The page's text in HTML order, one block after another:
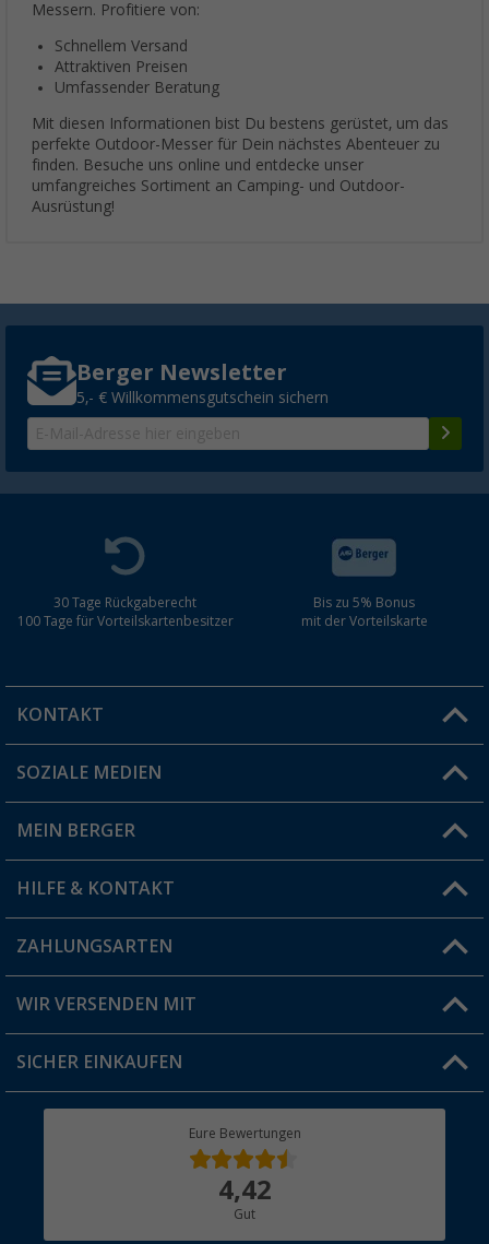
Messern. Profitiere von:
Schnellem Versand
Attraktiven Preisen
Umfassender Beratung
Mit diesen Informationen bist Du bestens gerüstet, um das
perfekte Outdoor-Messer für Dein nächstes Abenteuer zu
finden. Besuche uns online und entdecke unser
umfangreiches Sortiment an Camping- und Outdoor-
Ausrüstung!
Berger Newsletter
5,- € Willkommensgutschein sichern
30 Tage Rückgaberecht
100 Tage für Vorteilskartenbesitzer
Bis zu 5% Bonus
mit der Vorteilskarte
KONTAKT
Du hast eine Frage?
Filiale finden
SOZIALE MEDIEN
MEIN BERGER
Vorteilskarte
Blog
Jobs & Karriere
HILFE & KONTAKT
FAQ & Kontakt
Versandinformationen
Rücksendung
ZAHLUNGSARTEN
WIR VERSENDEN MIT
SICHER EINKAUFEN
Eure Bewertungen
4,42
Gut